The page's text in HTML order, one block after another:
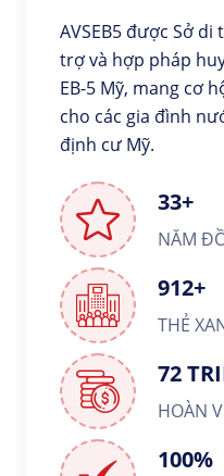
AVSEB5 được Sở di
trợ và hợp pháp
EB-5 Mỹ, mang cơ
cho các gia đình
định cư Mỹ.
33+
NĂM
912+
THẺ
72
HOÀN
100%